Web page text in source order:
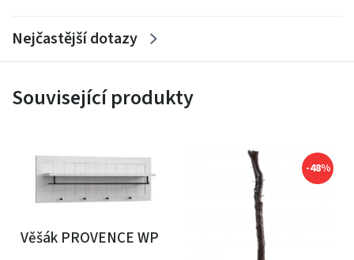
Nejčastější dotazy
Související produkty
Věšák PROVENCE WP
-48%